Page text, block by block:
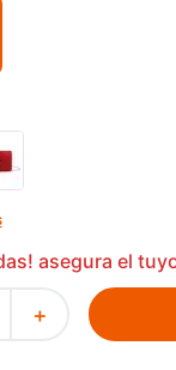
asegura el
＋